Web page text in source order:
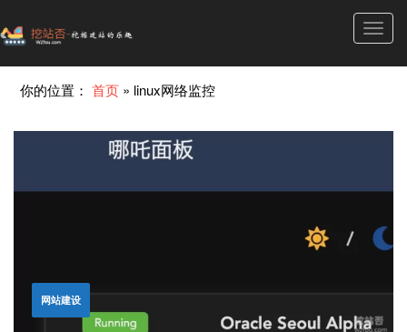
你的位置：首页 » linux网络监控
网站建设